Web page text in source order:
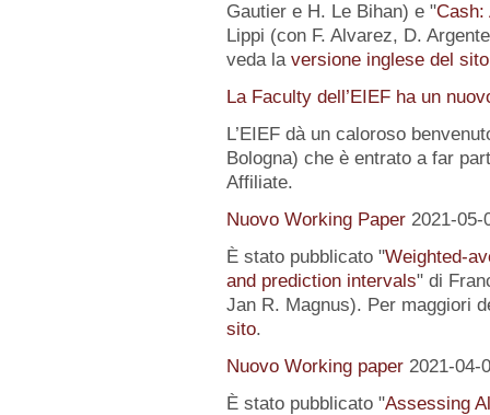
Gautier e H. Le Bihan) e "Cash:
Lippi (con F. Alvarez, D.
veda la versione inglese del sito
La Faculty dell’EIEF ha un
L’EIEF dà un caloroso
Bologna) che è entrato a far
Affiliate.
Nuovo Working Paper 2021-05-
È stato pubblicato "Weighted-
and prediction intervals" di
Jan R. Magnus). Per maggiori
sito.
Nuovo Working paper 2021-04-
È stato pubblicato "Assessing